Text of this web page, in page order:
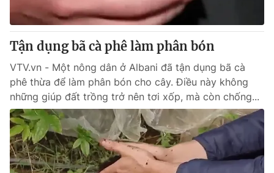
® Cấm sao chép dưới mọi hình thức nếu không có sự chấp
thuận bằng văn bản. Ghi rõ nguồn VTV.vn khi phát hành lại
thông tin từ website này.
Tận dụng bã cà phê làm phân bón
VTV.vn - Một nông dân ở Albani đã tận dụng bã cà
phê thừa để làm phân bón cho cây. Điều này không
những giúp đất trồng trở nên tơi xốp, mà còn chống...